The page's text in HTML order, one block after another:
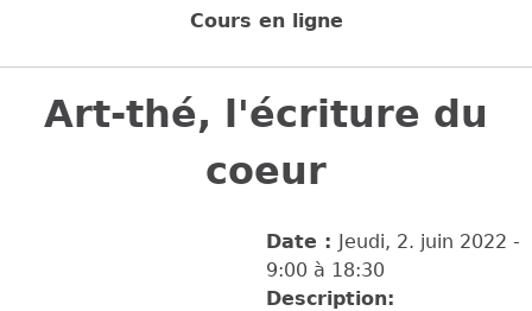
Back
Art-thé, l'écriture du
coeur
Date : Jeudi, 2. juin 2022 -
9:00 à 18:30
Description:
Cours en ligne